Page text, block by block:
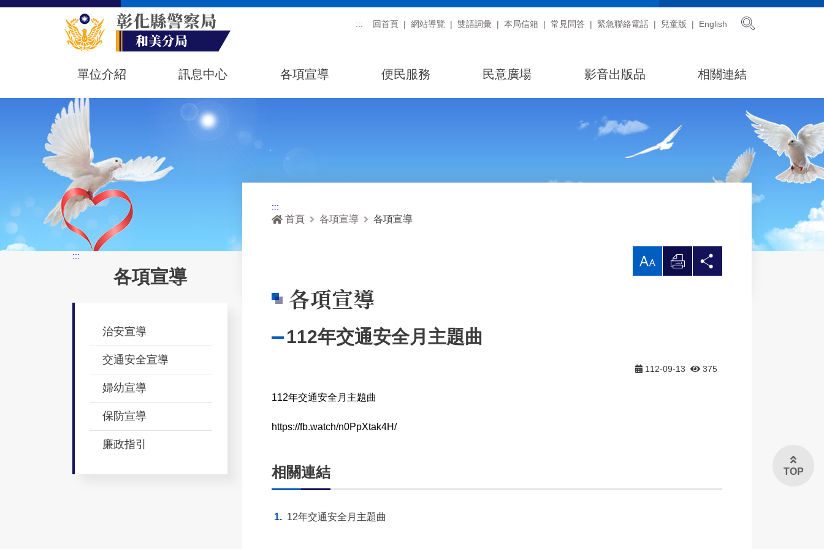
::: 回首頁 網站導覽 雙語詞彙 本局信箱 常見問答 緊急聯絡電話 兒童版 English
單位介紹 訊息中心 各項宣導 便民服務 民意廣場 影音出版品 相關連結
:::
各項宣導
治安宣導
交通安全宣導
婦幼宣導
保防宣導
廉政指引
:::
首頁 各項宣導 各項宣導
放 列
各項宣導
112年交通安全月主題曲
112-09-13 375
112年交通安全月主題曲
https://fb.watch/n0PpXtak4H/
相關連結
12年交通安全月主題曲
TOP